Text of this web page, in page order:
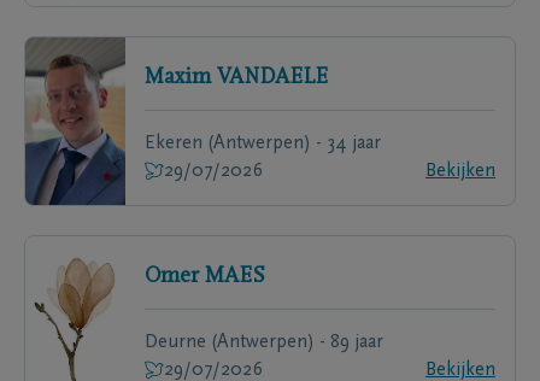
Maxim VANDAELE
Ekeren (Antwerpen) - 34 jaar
29/07/2026
Bekijken
Omer MAES
Deurne (Antwerpen) - 89 jaar
29/07/2026
Bekijken